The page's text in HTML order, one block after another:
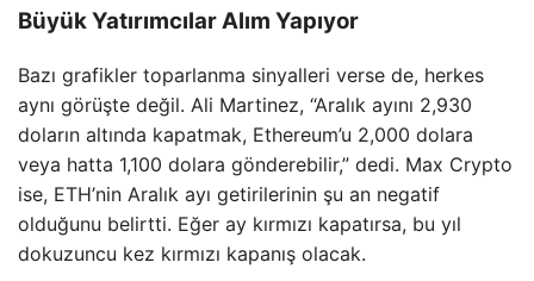
Büyük Yatırımcılar Alım Yapıyor
Bazı grafikler toparlanma sinyalleri verse de, herkes
aynı görüşte değil. Ali Martinez, “Aralık ayını 2,930
doların altında kapatmak, Ethereum’u 2,000 dolara
veya hatta 1,100 dolara gönderebilir,” dedi. Max Crypto
ise, ETH’nin Aralık ayı getirilerinin şu an negatif
olduğunu belirtti. Eğer ay kırmızı kapatırsa, bu yıl
dokuzuncu kez kırmızı kapanış olacak.